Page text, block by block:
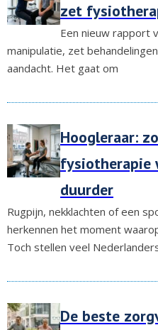
zet
Een nieuw rapport
manipulatie, zet
aandacht. Het gaat om
Hoogleraar:
fysiotherapie
duurder
Rugpijn, nekklachten of een
herkennen het moment
Toch stellen veel
De beste